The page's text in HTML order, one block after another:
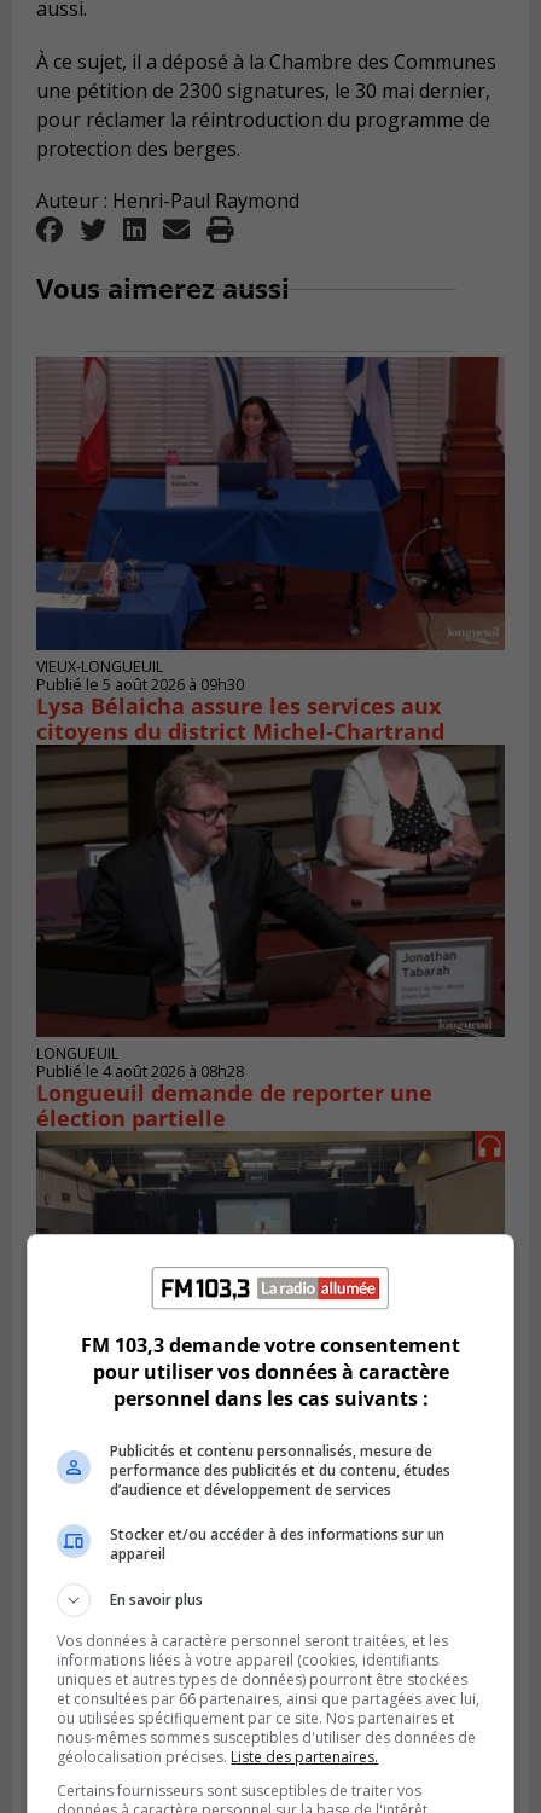
aussi.
À ce sujet, il a déposé à la Chambre des Communes
une pétition de 2300 signatures, le 30 mai dernier,
pour réclamer la réintroduction du programme de
protection des berges.
Auteur : Henri-Paul Raymond
Vous aimerez aussi
VIEUX-LONGUEUIL
Publié le 5 août 2026 à 09h30
Lysa Bélaicha assure les services aux
citoyens du district Michel‑Chartrand
LONGUEUIL
Publié le 4 août 2026 à 08h28
Longueuil demande de reporter une
élection partielle
VIEUX-LONGUEUIL
Publié le 3 août 2026 à 14h47
Le Livre bleu rassemble 200 curieux à
FM 103,3 demande votre consentement
pour utiliser vos données à caractère
personnel dans les cas suivants :
Publicités et contenu personnalisés, mesure de
performance des publicités et du contenu, études
d’audience et développement de services
Stocker et/ou accéder à des informations sur un
appareil
En savoir plus
Vos données à caractère personnel seront traitées, et les
informations liées à votre appareil (cookies, identifiants
uniques et autres types de données) pourront être stockées
et consultées par 66 partenaires, ainsi que partagées avec lui,
ou utilisées spécifiquement par ce site. Nos partenaires et
nous-mêmes sommes susceptibles d'utiliser des données de
géolocalisation précises. Liste des partenaires.
Certains fournisseurs sont susceptibles de traiter vos